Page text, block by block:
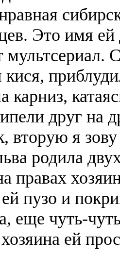
Это имя
кися,
карниз,
друг на
вторую я
родила
правах
пузо и
еще чуть-
ей